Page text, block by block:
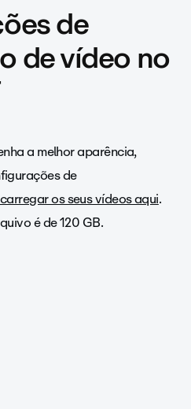
de
de vídeo no
a melhor aparência,
de
os seus vídeos aqui.
é de 120 GB.